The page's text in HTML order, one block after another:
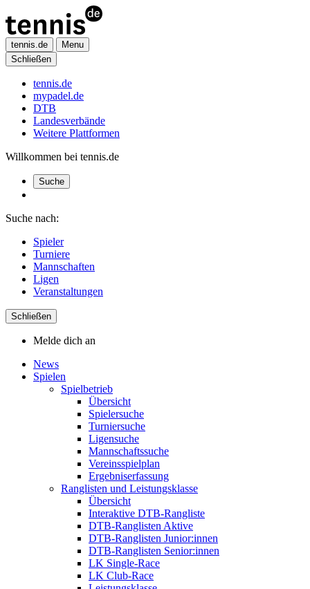
tennis.de
Menu
Schließen
tennis.de
mypadel.de
DTB
Landesverbände
Weitere Plattformen
Willkommen bei tennis.de
Suche
Suche nach:
Spieler
Turniere
Mannschaften
Ligen
Veranstaltungen
Schließen
Melde dich an
News
Spielen
Spielbetrieb
Übersicht
Spielersuche
Turniersuche
Ligensuche
Mannschaftssuche
Vereinsspielplan
Ergebniserfassung
Ranglisten und Leistungsklasse
Übersicht
Interaktive DTB-Rangliste
DTB-Ranglisten Aktive
DTB-Ranglisten Junior:innen
DTB-Ranglisten Senior:innen
LK Single-Race
LK Club-Race